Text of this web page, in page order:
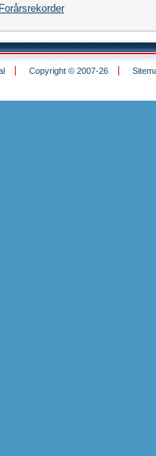
Forårsrekorder
Copyright © 2007-26